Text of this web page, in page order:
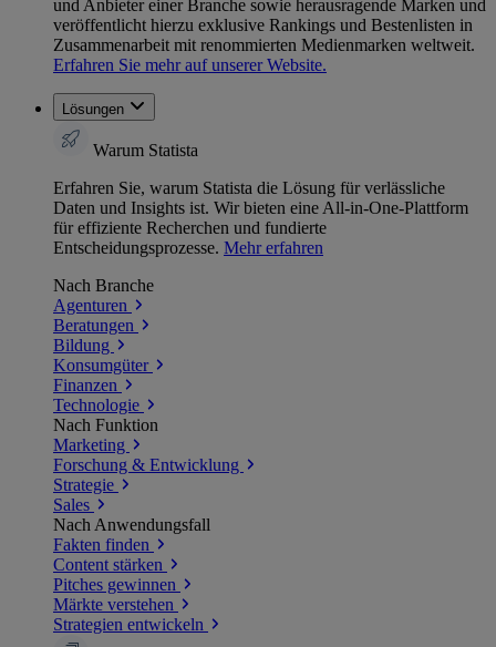
und Anbieter einer Branche sowie herausragende Marken und
veröffentlicht hierzu exklusive Rankings und Bestenlisten in
Zusammenarbeit mit renommierten Medienmarken weltweit.
Erfahren Sie mehr auf unserer Website.
Lösungen
Warum Statista
Erfahren Sie, warum Statista die Lösung für verlässliche
Daten und Insights ist. Wir bieten eine All-in-One-Plattform
für effiziente Recherchen und fundierte
Entscheidungsprozesse. Mehr erfahren
Nach Branche
Agenturen
Beratungen
Bildung
Konsumgüter
Finanzen
Technologie
Nach Funktion
Marketing
Forschung & Entwicklung
Strategie
Sales
Nach Anwendungsfall
Fakten finden
Content stärken
Pitches gewinnen
Märkte verstehen
Strategien entwickeln